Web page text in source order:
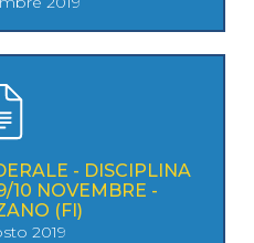
- DISCIPLINA
10 NOVEMBRE -
(FI)
2019